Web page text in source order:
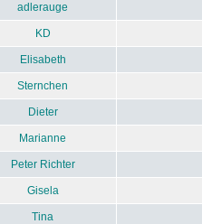
adlerauge
KD
Elisabeth
Sternchen
Dieter
Marianne
Peter Richter
Gisela
Tina